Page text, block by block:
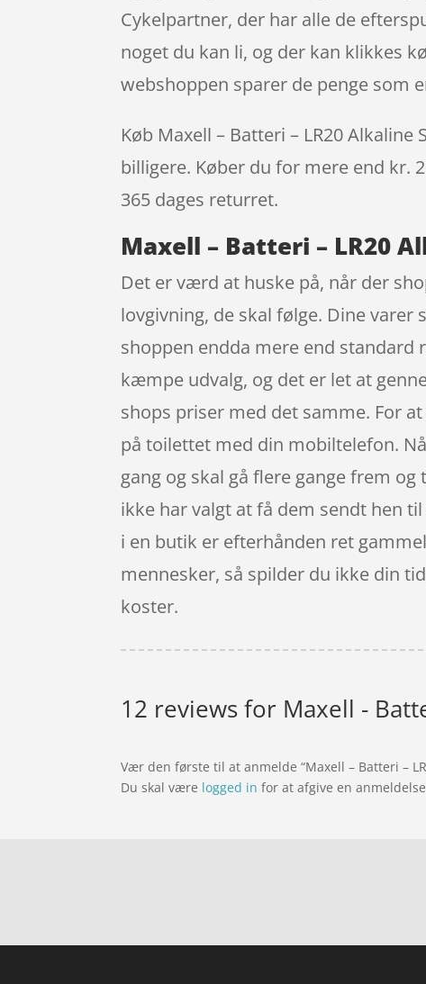
Cykelpartner, der har alle de
noget du kan li, og der kan klikkes
webshoppen sparer de penge som
Køb Maxell – Batteri – LR20
billigere. Køber du for mere end kr.
365 dages returret.
Maxell – Batteri – LR20
Det er værd at huske på, når der
lovgivning, de skal følge. Dine
shoppen endda mere end
kæmpe udvalg, og det er let at
shops priser med det samme. For
på toilettet med din mobiltelefon.
gang og skal gå flere gange frem
ikke har valgt at få dem sendt hen
i en butik er efterhånden ret
mennesker, så spilder du ikke din
koster.
12 reviews for Maxell -
Vær den første til at anmelde “Maxell – Batteri –
Du skal være logged in for at afgive en